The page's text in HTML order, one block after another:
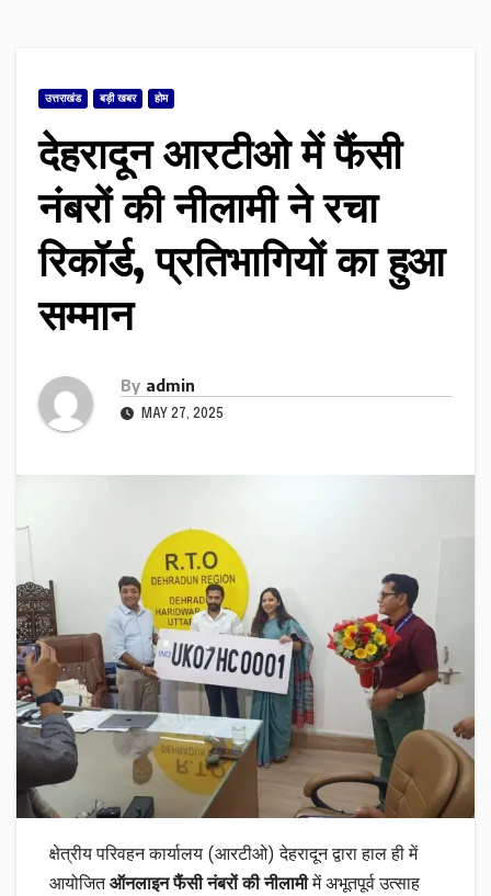
उत्तराखंड बड़ी खबर होम
देहरादून आरटीओ में फैंसी
नंबरों की नीलामी ने रचा
रिकॉर्ड, प्रतिभागियों का हुआ
सम्मान
By admin
MAY 27, 2025
क्षेत्रीय परिवहन कार्यालय (आरटीओ) देहरादून द्वारा हाल ही में
आयोजितऑनलाइन फैंसी नंबरों की नीलामीमें अभूतपूर्व उत्साह